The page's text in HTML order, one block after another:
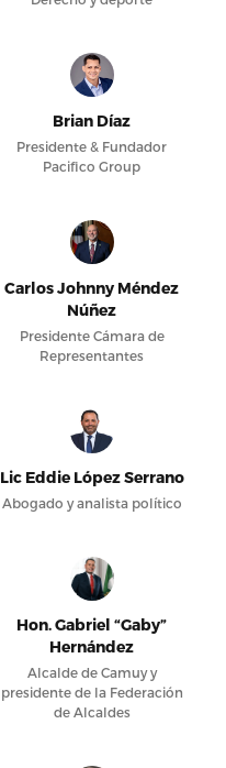
Brian Díaz
Presidente & Fundador
Pacifico Group
Carlos Johnny Méndez
Núñez
Presidente Cámara de
Representantes
Lic Eddie López Serrano
Abogado y analista político
Hon. Gabriel “Gaby”
Hernández
Alcalde de Camuy y
presidente de la Federación
de Alcaldes